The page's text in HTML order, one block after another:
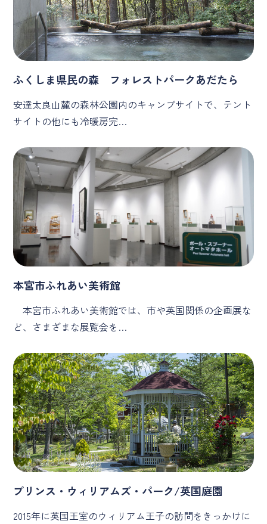
ふくしま県民の森 フォレストパークあだたら
安達太良山麓の森林公園内のキャンプサイトで、テント
サイトの他にも冷暖房完…
本宮市ふれあい美術館
本宮市ふれあい美術館では、市や英国関係の企画展な
ど、さまざまな展覧会を…
プリンス・ウィリアムズ・パーク/英国庭園
2015年に英国王室のウィリアム王子の訪問をきっかけに